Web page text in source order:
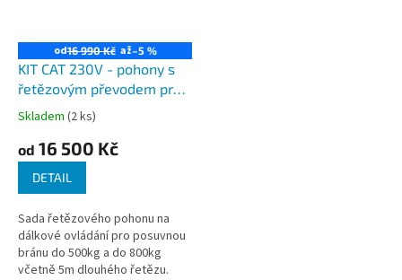
od16 990 Kč až–5 %
KIT CAT 230V - pohony s
řetězovým převodem pro
dálkové ovládání posuvné
brány do 500 a 800kg
Skladem (2 ks)
od 16 500 Kč
DETAIL
Sada řetězového pohonu na
dálkové ovládání pro posuvnou
bránu do 500kg a do 800kg
včetně 5m dlouhého řetězu.